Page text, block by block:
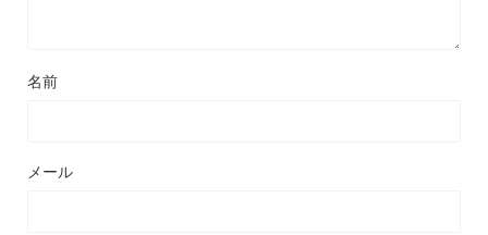
名前
メール